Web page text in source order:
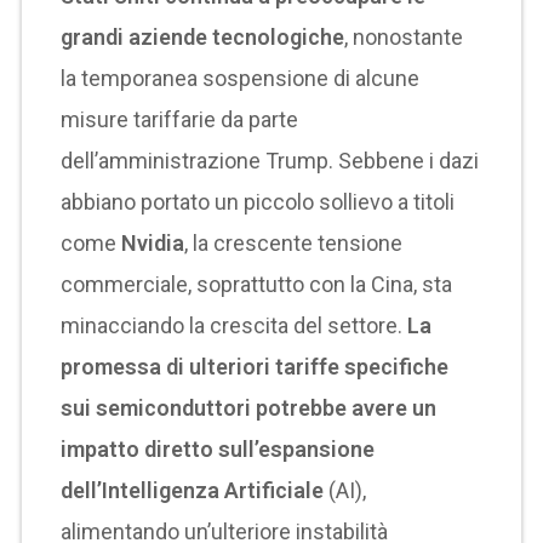
grandi aziende tecnologiche, nonostante
la temporanea sospensione di alcune
misure tariffarie da parte
dell’amministrazione Trump. Sebbene i dazi
abbiano portato un piccolo sollievo a titoli
come Nvidia, la crescente tensione
commerciale, soprattutto con la Cina, sta
minacciando la crescita del settore. La
promessa di ulteriori tariffe specifiche
sui semiconduttori potrebbe avere un
impatto diretto sull’espansione
dell’Intelligenza Artificiale (AI),
alimentando un’ulteriore instabilità